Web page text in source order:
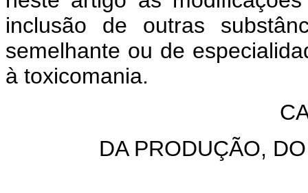
inclusão de outras
semelhante ou de
à toxicomania.
DA PRODUÇÃO,